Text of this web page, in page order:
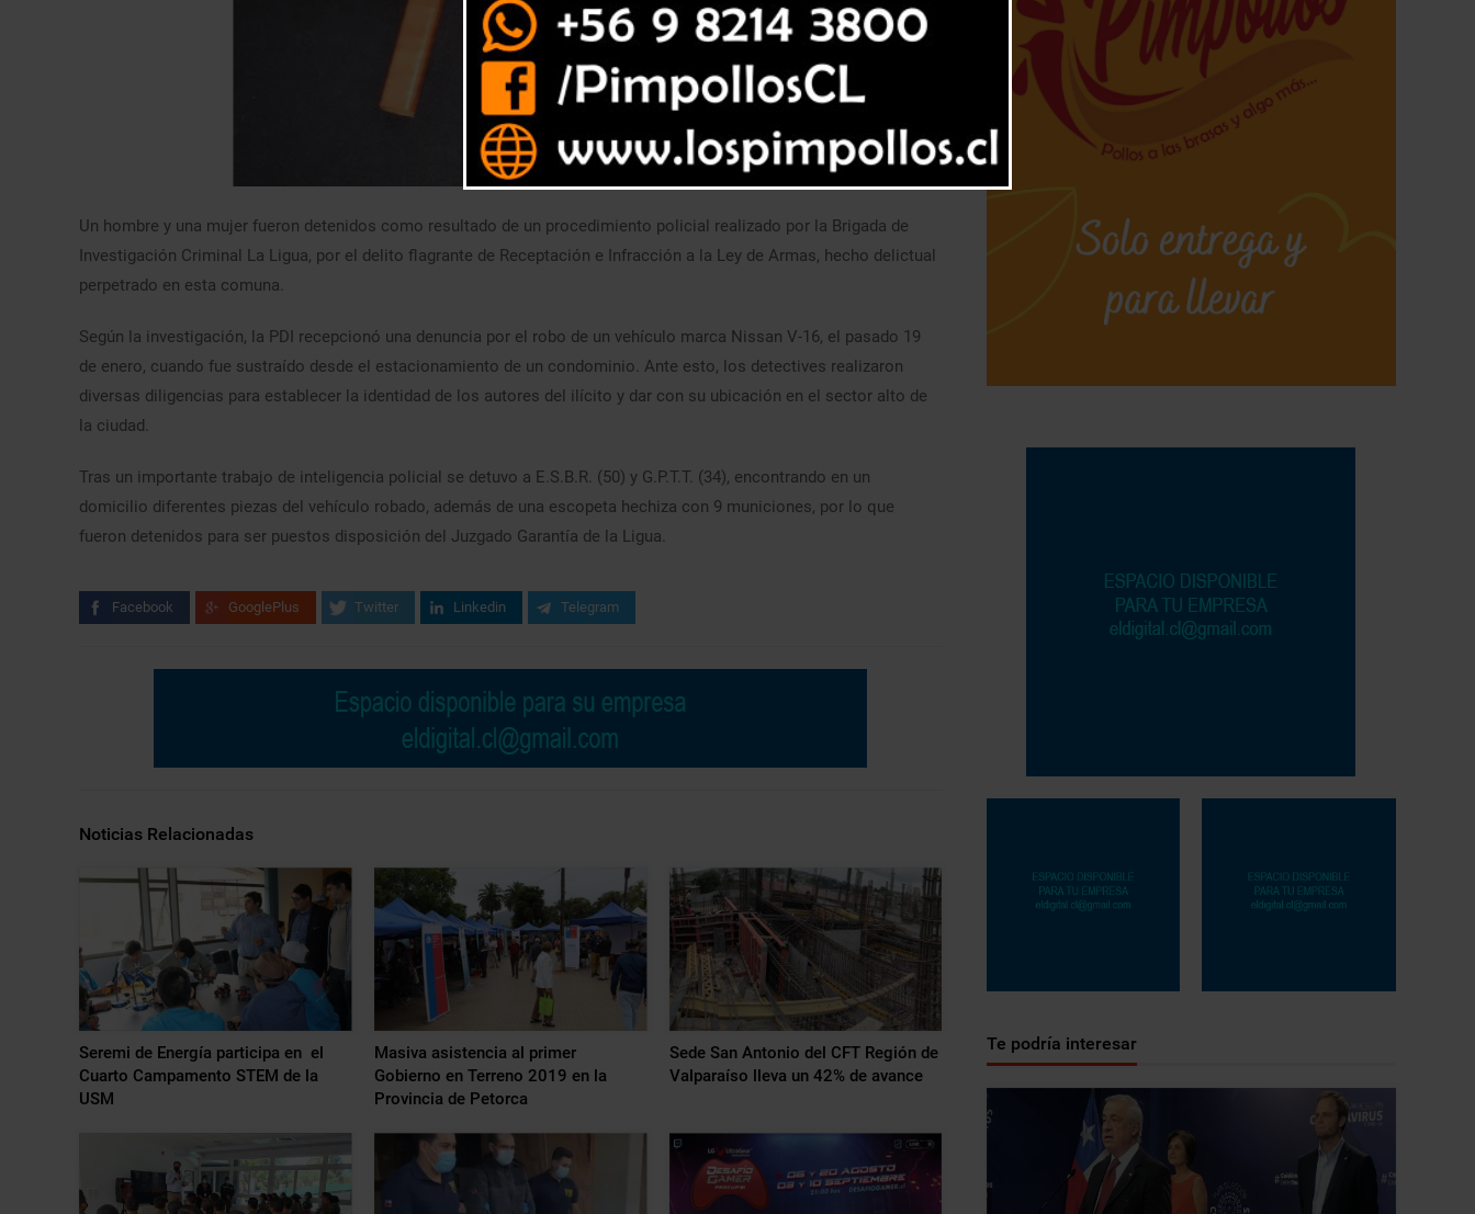
Un hombre y una mujer fueron detenidos como resultado de un procedimiento policial realizado por la Brigada de
Investigación Criminal La Ligua, por el delito flagrante de Receptación e Infracción a la Ley de Armas, hecho delictual
perpetrado en esta comuna.
Según la investigación, la PDI recepcionó una denuncia por el robo de un vehículo marca Nissan V-16, el pasado 19
de enero, cuando fue sustraído desde el estacionamiento de un condominio. Ante esto, los detectives realizaron
diversas diligencias para establecer la identidad de los autores del ilícito y dar con su ubicación en el sector alto de
la ciudad.
Tras un importante trabajo de inteligencia policial se detuvo a E.S.B.R. (50) y G.P.T.T. (34), encontrando en un
domicilio diferentes piezas del vehículo robado, además de una escopeta hechiza con 9 municiones, por lo que
fueron detenidos para ser puestos disposición del Juzgado Garantía de la Ligua.
Facebook GooglePlus Twitter Linkedin Telegram
Noticias Relacionadas
Seremi de Energía participa en el
Cuarto Campamento STEM de la
USM
Masiva asistencia al primer
Gobierno en Terreno 2019 en la
Provincia de Petorca
Sede San Antonio del CFT Región de
Valparaíso lleva un 42% de avance
Te podría interesar